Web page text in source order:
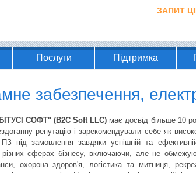
ЗАПИТ
Послуги Підтримка
забезпечення,
СОФТ" (B2C Soft LLC) має досвід більше 10
репутацію і зарекомендували себе як
ПЗ під замовлення завдяки успішній та
різних сферах бізнесу, включаючи, але не
охорона здоров'я, логістика та митниця,